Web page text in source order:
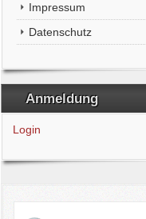
Impressum
Datenschutz
Anmeldung
Login